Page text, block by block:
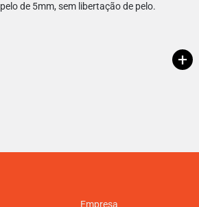
pelo de 5mm, sem libertação de pelo.
+
Empresa